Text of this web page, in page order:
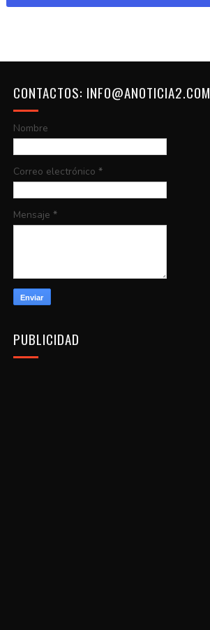
CONTACTOS: INFO@ANOTICIA2.COM
Nombre
Correo electrónico *
Mensaje *
PUBLICIDAD